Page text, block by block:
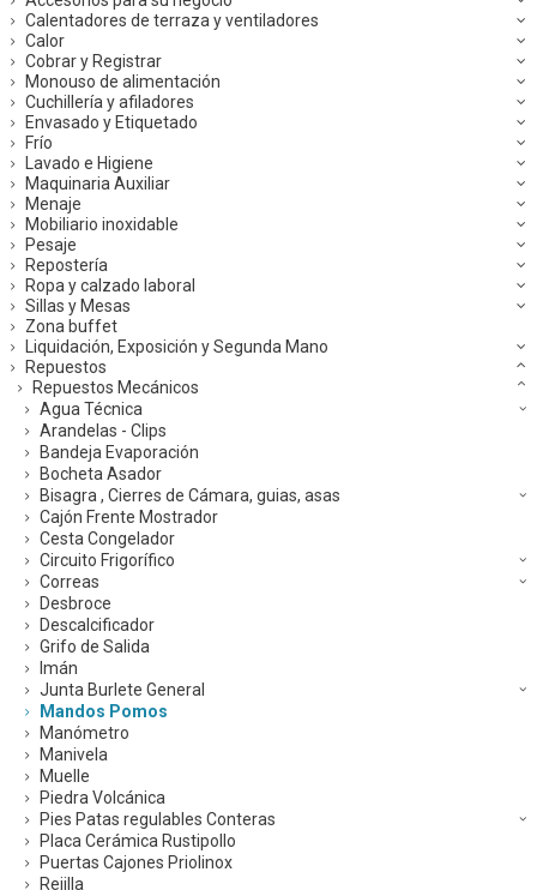
Calentadores de terraza y ventiladores
Calor
Cobrar y Registrar
Monouso de alimentación
Cuchillería y afiladores
Envasado y Etiquetado
Frío
Lavado e Higiene
Maquinaria Auxiliar
Menaje
Mobiliario inoxidable
Pesaje
Repostería
Ropa y calzado laboral
Sillas y Mesas
Zona buffet
Liquidación, Exposición y Segunda Mano
Repuestos
Repuestos Mecánicos
Agua Técnica
Arandelas - Clips
Bandeja Evaporación
Bocheta Asador
Bisagra , Cierres de Cámara, guias, asas
Cajón Frente Mostrador
Cesta Congelador
Circuito Frigorífico
Correas
Desbroce
Descalcificador
Grifo de Salida
Imán
Junta Burlete General
Mandos Pomos
Manómetro
Manivela
Muelle
Piedra Volcánica
Pies Patas regulables Conteras
Placa Cerámica Rustipollo
Puertas Cajones Priolinox
Rejilla